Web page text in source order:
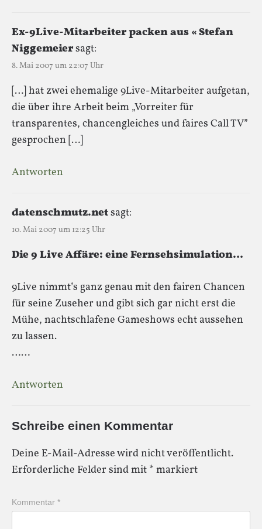
Ex-9Live-Mitarbeiter packen aus « Stefan
Niggemeiersagt:
8. Mai 2007 um 22:07 Uhr
[…] hat zwei ehemalige 9Live-Mitarbeiter aufgetan,
die über ihre Arbeit beim „Vorreiter für
transparentes, chancengleiches und faires Call TV”
gesprochen […]
Antworten
datenschmutz.netsagt:
10. Mai 2007 um 12:25 Uhr
Die 9 Live Affäre: eine Fernsehsimulation…
9Live nimmt’s ganz genau mit den fairen Chancen
für seine Zuseher und gibt sich gar nicht erst die
Mühe, nachtschlafene Gameshows echt aussehen
zu lassen.
……
Antworten
Schreibe einen Kommentar
Deine E-Mail-Adresse wird nicht veröffentlicht.
Erforderliche Felder sind mit * markiert
Kommentar *